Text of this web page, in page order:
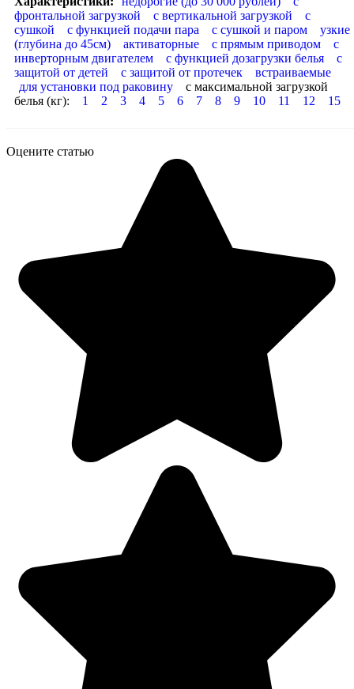
фронтальной загрузкой
с вертикальной загрузкой
с
сушкой
с функцией подачи пара с сушкой и паром
узкие
(глубина до 45см)
активаторные с прямым приводом
с
инверторным двигателем
с функцией дозагрузки белья
с
защитой от детей
с защитой от протечек
встраиваемые
для установки под раковину
с максимальной загрузкой
белья (кг):
1 2 3 4 5 6 7 8 9 10 11 12 15
Оцените статью